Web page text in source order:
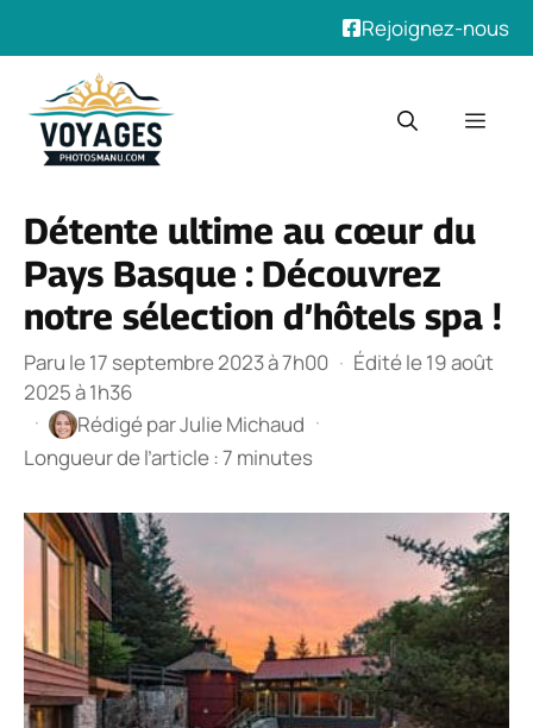
Rejoignez-nous
contenu
Détente ultime au cœur du
Pays Basque : Découvrez
notre sélection d’hôtels spa !
Paru le 17 septembre 2023 à 7h00 · Édité le 19 août
2025 à 1h36
·
Rédigé parJulie Michaud ·
Longueur de l’article : 7 minutes